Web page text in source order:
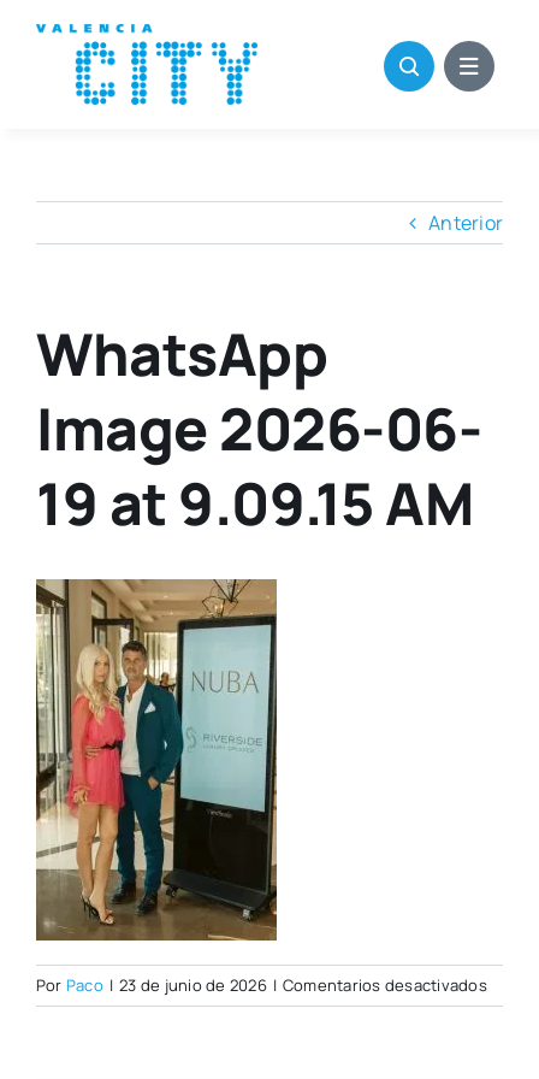
contenido
Anterior
WhatsApp
Image 2026-06-
19 at 9.09.15 AM
Por Paco | 23 de junio de 2026 | Comentarios desactivadosen